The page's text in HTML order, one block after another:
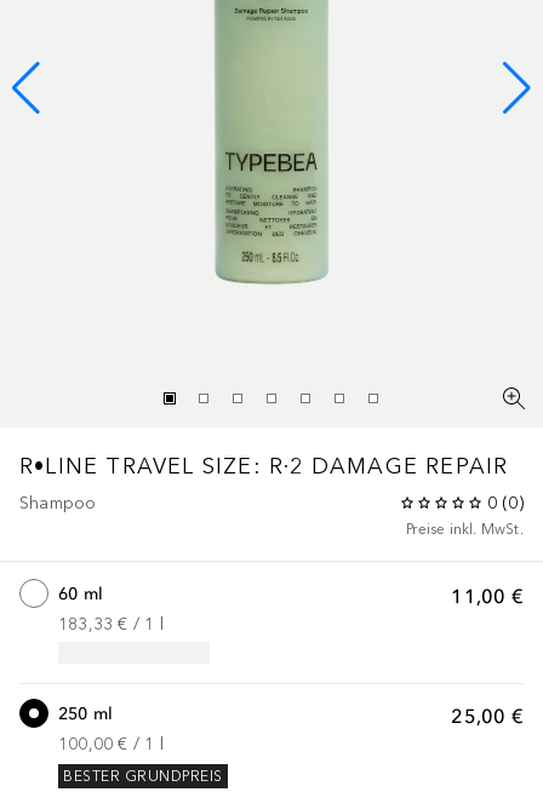
R•LINE TRAVEL SIZE: R·2 DAMAGE REPAIR
Shampoo 0 (0)
Preise inkl. MwSt.
11,00 €
60 ml
183,33 € / 1
25,00 €
250 ml
100,00 € / 1
BESTER GRUNDPREIS